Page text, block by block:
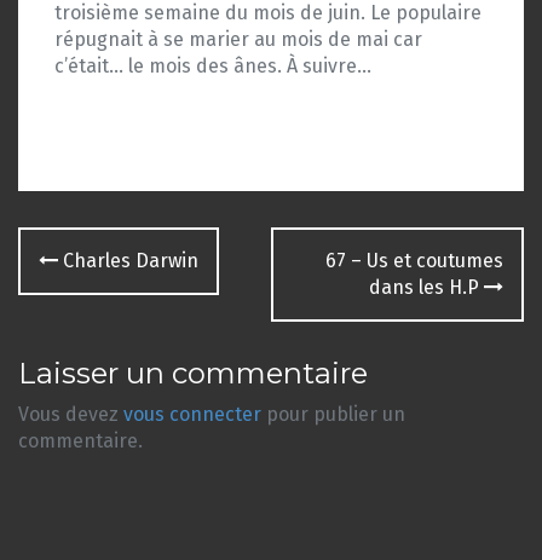
troisième semaine du mois de juin. Le populaire
répugnait à se marier au mois de mai car
c’était… le mois des ânes. À suivre…
Navigation
des
Charles Darwin
67 – Us et coutumes
dans les H.P
Laisser un commentaire
Vous devez vous connecter pour publier un
commentaire.